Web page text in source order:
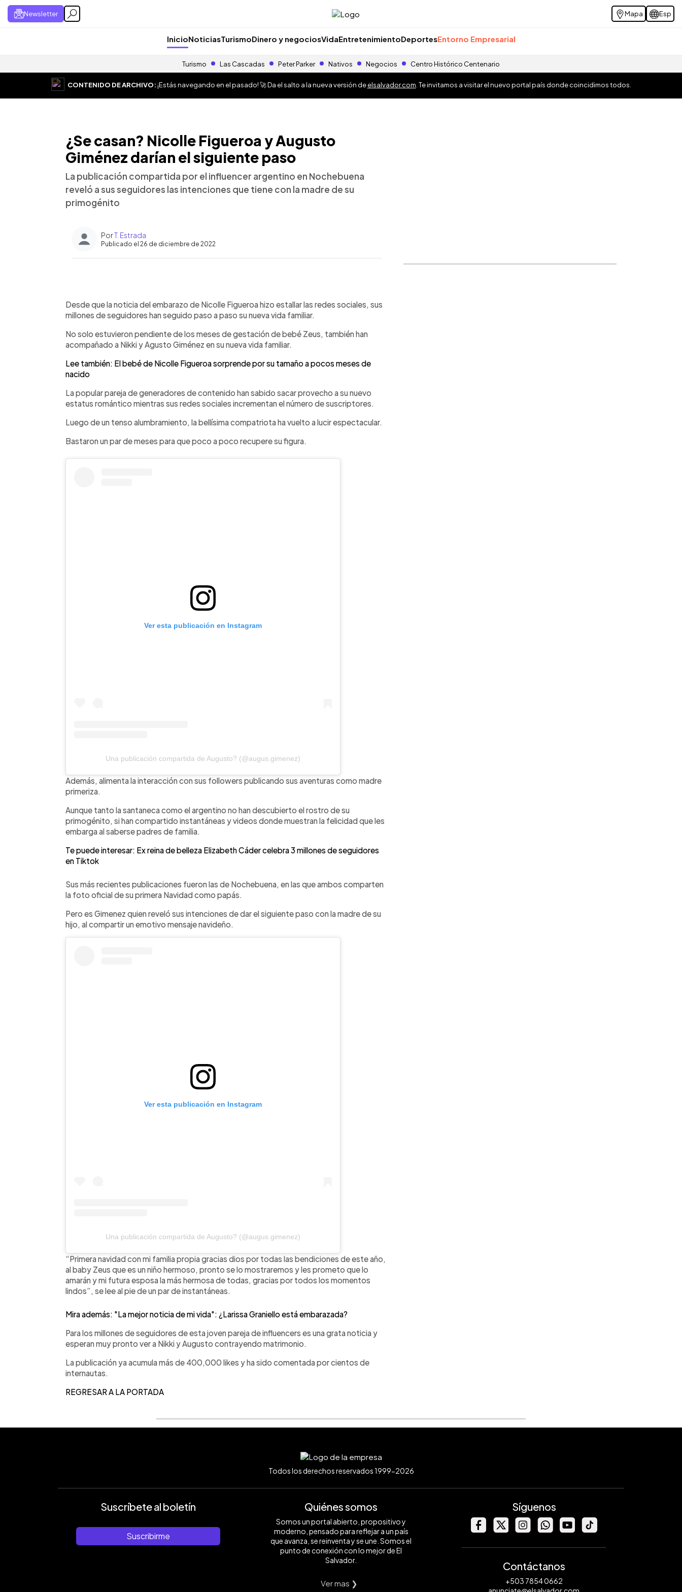
Newsletter Mapa Esp
InicioNoticiasTurismoDinero y negociosVidaEntretenimientoDeportesEntorno Empresarial
Turismo Las Cascadas Peter Parker Nativos Negocios Centro Histórico Centenario
CONTENIDO DE ARCHIVO:¡Estás navegando en el pasado! 🚀 Da el salto a la nueva versión deelsalvador.com . Te invitamos a visitar el nuevo portal país donde coincidimos todos.
¿Se casan? Nicolle Figueroa y Augusto
Giménez darían el siguiente paso
La publicación compartida por el influencer argentino en Nochebuena
reveló a sus seguidores las intenciones que tiene con la madre de su
primogénito
PorT. Estrada
Publicado el 26 de diciembre de 2022
Escuchar artículo
Desde que la noticia del embarazo de Nicolle Figueroa hizo estallar las redes sociales, sus
millones de seguidores han seguido paso a paso su nueva vida familiar.
No solo estuvieron pendiente de los meses de gestación de bebé Zeus, también han
acompañado a Nikki y Agusto Giménez en su nueva vida familiar.
Lee también: El bebé de Nicolle Figueroa sorprende por su tamaño a pocos meses de
nacido
La popular pareja de generadores de contenido han sabido sacar provecho a su nuevo
estatus romántico mientras sus redes sociales incrementan el número de suscriptores.
Luego de un tenso alumbramiento, la bellísima compatriota ha vuelto a lucir espectacular.
Bastaron un par de meses para que poco a poco recupere su figura.
Ver esta publicación en Instagram
Una publicación compartida de Augusto? (@augus.gimenez)
Además, alimenta la interacción con sus followers publicando sus aventuras como madre
primeriza.
Aunque tanto la santaneca como el argentino no han descubierto el rostro de su
primogénito, si han compartido instantáneas y videos donde muestran la felicidad que les
embarga al saberse padres de familia.
Te puede interesar: Ex reina de belleza Elizabeth Cáder celebra 3 millones de seguidores
en Tiktok
Sus más recientes publicaciones fueron las de Nochebuena, en las que ambos comparten
la foto oficial de su primera Navidad como papás.
Pero es Gimenez quien reveló sus intenciones de dar el siguiente paso con la madre de su
hijo, al compartir un emotivo mensaje navideño.
Ver esta publicación en Instagram
Una publicación compartida de Augusto? (@augus.gimenez)
“Primera navidad con mi familia propia gracias dios por todas las bendiciones de este año,
al baby Zeus que es un niño hermoso, pronto se lo mostraremos y les prometo que lo
amarán y mi futura esposa la más hermosa de todas, gracias por todos los momentos
lindos”, se lee al pie de un par de instantáneas.
Mira además: "La mejor noticia de mi vida": ¿Larissa Graniello está embarazada?
Para los millones de seguidores de esta joven pareja de influencers es una grata noticia y
esperan muy pronto ver a Nikki y Augusto contrayendo matrimonio.
La publicación ya acumula más de 400,000 likes y ha sido comentada por cientos de
internautas.
REGRESAR A LA PORTADA
Todos los derechos reservados 1999-2026
Suscríbete al boletín
Suscribirme
Quiénes somos
Somos un portal abierto, propositivo y
moderno, pensado para reflejar a un país
que avanza, se reinventa y se une. Somos el
punto de conexión con lo mejor de El
Salvador.
Ver mas ❯
Síguenos
Contáctanos
+503 7854 0662